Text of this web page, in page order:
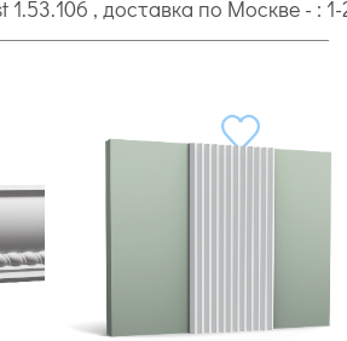
, доставка по Москве - :